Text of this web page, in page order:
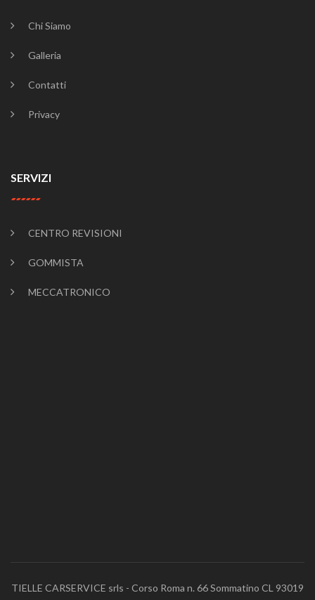
Chi Siamo
Galleria
Contatti
Privacy
SERVIZI
CENTRO REVISIONI
GOMMISTA
MECCATRONICO
TIELLE CARSERVICE srls - Corso Roma n. 66 Sommatino CL 93019